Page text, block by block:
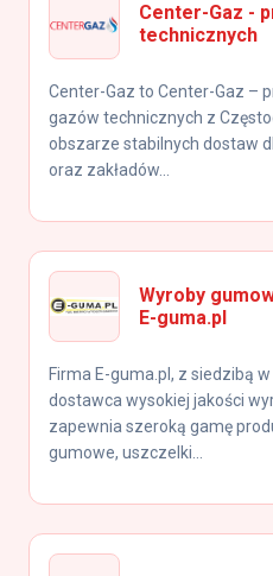
Center-Gaz -
technicznych
Center-Gaz to Center-Gaz –
gazów technicznych z
obszarze stabilnych dostaw
oraz zakładów...
Wyroby
E-guma.pl
Firma E-guma.pl, z siedzibą
dostawca wysokiej jakości
zapewnia szeroką gamę
gumowe, uszczelki...